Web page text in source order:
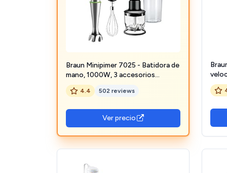
Braun Minipimer 7025 - Batidora de
mano, 1000W, 3 accesorios
(Minipicadora 350ml, varillas, vaso
medidor 600ml), velocidad
Blade
4.4 502 reviews
Ver precio
W